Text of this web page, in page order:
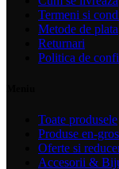
Termeni si
Metode de plata
Returnari
Politica de
Toate produsele
Produse en-gros
Oferte si
Accesorii &